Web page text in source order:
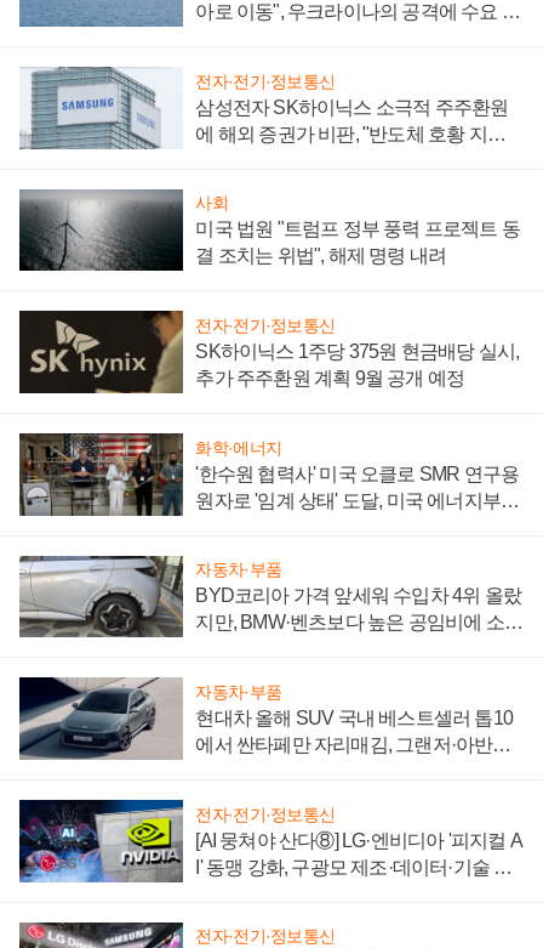
아로 이동", 우크라이나의 공격에 수요 늘
전자·전기·정보통신
삼성전자 SK하이닉스 소극적 주주환원
에 해외 증권가 비판, "반도체 호황 지속
사회
미국 법원 "트럼프 정부 풍력 프로젝트 동
결 조치는 위법", 해제 명령 내려
전자·전기·정보통신
SK하이닉스 1주당 375원 현금배당 실시,
추가 주주환원 계획 9월 공개 예정
화학·에너지
'한수원 협력사' 미국 오클로 SMR 연구용
원자로 '임계 상태' 도달, 미국 에너지부
자동차·부품
BYD코리아 가격 앞세워 수입차 4위 올랐
지만, BMW·벤츠보다 높은 공임비에 소비
자동차·부품
현대차 올해 SUV 국내 베스트셀러 톱10
에서 싼타페만 자리매김, 그랜저·아반떼
전자·전기·정보통신
[AI 뭉쳐야 산다⑧] LG·엔비디아 '피지컬 A
I' 동맹 강화, 구광모 제조·데이터·기술 결
전자·전기·정보통신